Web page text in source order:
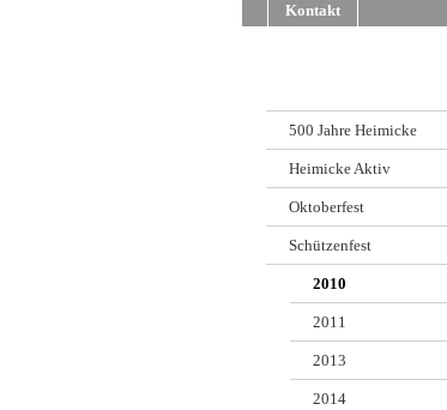
Kontakt
500 Jahre Heimicke
Heimicke Aktiv
Oktoberfest
Schützenfest
2010
2011
2013
2014